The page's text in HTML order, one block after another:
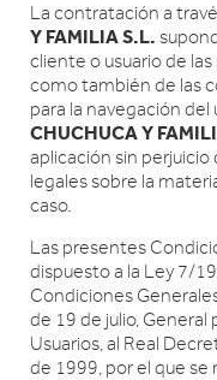
La contratación a
Y FAMILIA S.L.
cliente o usuario de
como también de las
para la navegación del
CHUCHUCA Y
aplicación sin perjuicio
legales sobre la
caso.
Las presentes
dispuesto a la Ley 7/
Condiciones
de 19 de julio, General
Usuarios, al Real
de 1999, por el que